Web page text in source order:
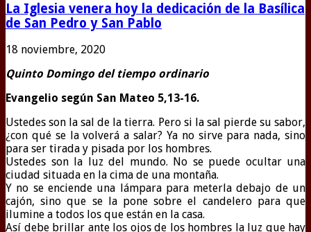
La Iglesia venera hoy la dedicación de la Basílica
de San Pedro y San Pablo
18 noviembre, 2020
Quinto Domingo del tiempo ordinario
Evangelio según San Mateo 5,13-16.
Ustedes son la sal de la tierra. Pero si la sal pierde su sabor,
¿con qué se la volverá a salar? Ya no sirve para nada, sino
para ser tirada y pisada por los hombres.
Ustedes son la luz del mundo. No se puede ocultar una
ciudad situada en la cima de una montaña.
Y no se enciende una lámpara para meterla debajo de un
cajón, sino que se la pone sobre el candelero para que
ilumine a todos los que están en la casa.
Así debe brillar ante los ojos de los hombres la luz que hay